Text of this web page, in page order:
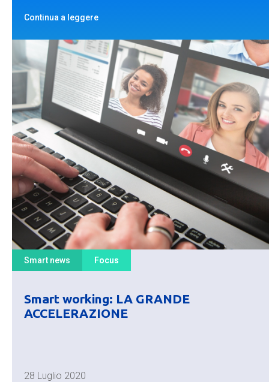
Continua a leggere
Smart news Focus
Smart working: LA GRANDE
ACCELERAZIONE
28 Luglio 2020